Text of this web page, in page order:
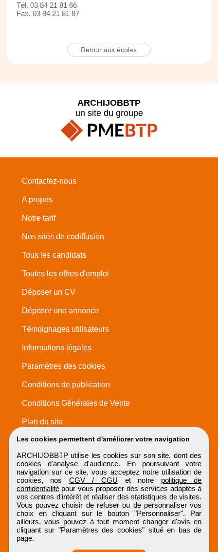
Tél. 03 84 21 81 66
Fax. 03 84 21 81 87
Retour aux écoles
Les cookies permettent d'améliorer votre navigation
ARCHIJOBBTP utilise les cookies sur son site, dont des
cookies d'analyse d'audience. En poursuivant votre
navigation sur ce site, vous acceptez notre utilisation de
cookies, nos CGV / CGU et notre politique de
confidentialitépour vous proposer des services adaptés à
vos centres d'intérêt et réaliser des statistiques de visites.
Vous pouvez choisir de refuser ou de personnaliser vos
choix en cliquant sur le bouton "Personnaliser". Par
ailleurs, vous pouvez à tout moment changer d'avis en
cliquant sur "Paramètres des cookies" situé en bas de
page.
ARCHIJOBBTP
un site du groupe
Contactez-nous
A propos
Notre tarif
Nos sites de codiffusion
Tous les candidats
Toutes les offres d'emploi
Déposer un CV
Déposer une annonce
Témoignages utilisateurs
Informations légales
Paramètres des cookies
Conditions de publication
Conditions Générales de Vente
Plan du site